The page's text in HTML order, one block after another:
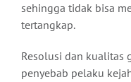
sehingga tidak bisa
tertangkap.
Resolusi dan kualitas
penyebab pelaku